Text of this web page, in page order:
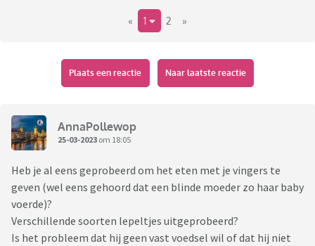
« 1 2 »
Plaats een reactie Naar laatste reactie
AnnaPollewop
25-03-2023 om 18:05
Heb je al eens geprobeerd om het eten met je vingers te
geven (wel eens gehoord dat een blinde moeder zo haar baby
voerde)?
Verschillende soorten lepeltjes uitgeprobeerd?
Is het probleem dat hij geen vast voedsel wil of dat hij niet